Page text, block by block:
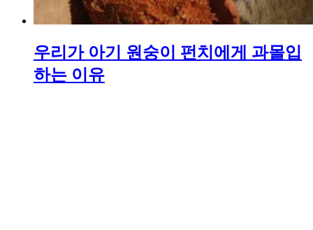
우리가 아기 원숭이 펀치에게 과몰입
하는 이유